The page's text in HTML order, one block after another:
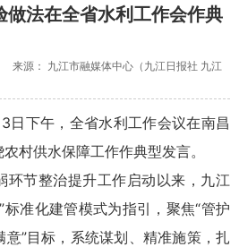
做法在全省水利工作会作典
来源： 九江市融媒体中心（九江日报社 九江
日下午，全省水利工作会议在南昌
村供水保障工作作典型发言。
环节整治提升工作启动以来，九江
标准化建管模式为指引，聚焦“管护
”目标，系统谋划、精准施策，扎